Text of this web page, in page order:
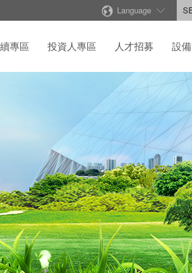
 Language
專區 投資人專區 人才招募 設